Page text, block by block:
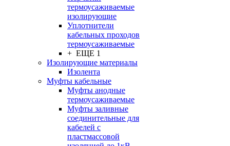
термоусаживаемые
изолирующие
Уплотнители
кабельных проходов
термоусаживаемые
+ ЕЩЕ 1
Изолирующие материалы
Изолента
Муфты кабельные
Муфты анодные
термоусаживаемые
Муфты заливные
соединительные для
кабелей с
пластмассовой